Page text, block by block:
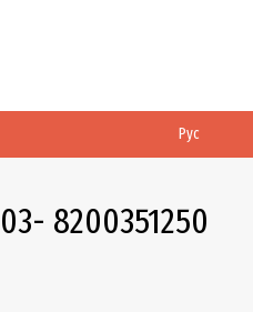
Рус
8200351250